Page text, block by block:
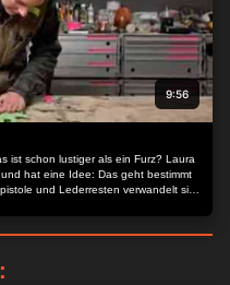
9:56
ist schon lustiger als ein Furz? Laura
hat eine Idee: Das geht bestimmt
und Lederresten verwandelt sie